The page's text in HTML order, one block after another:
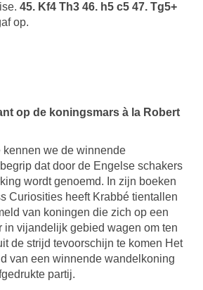
45. Kf4 Th3 46. h5 c5 47. Tg5+
op.
op de koningsmars à la Robert
kennen we de winnende
dat door de Engelse schakers
wordt genoemd. In zijn boeken
Curiosities heeft Krabbé tientallen
van koningen die zich op een
in vijandelijk gebied wagen om ten
de strijd tevoorschijn te komen Het
van een winnende wandelkoning
partij.